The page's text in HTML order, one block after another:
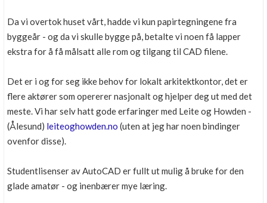
Da vi overtok huset vårt, hadde vi kun papirtegningene fra
byggeår - og da vi skulle bygge på, betalte vi noen få lapper
ekstra for å få målsatt alle rom og tilgang til CAD filene.
Det er i og for seg ikke behov for lokalt arkitektkontor, det er
flere aktører som opererer nasjonalt og hjelper deg ut med det
meste. Vi har selv hatt gode erfaringer med Leite og Howden -
(Ålesund) leiteoghowden.no (uten at jeg har noen bindinger
ovenfor disse).
Studentlisenser av AutoCAD er fullt ut mulig å bruke for den
glade amatør - og inenbærer mye læring.